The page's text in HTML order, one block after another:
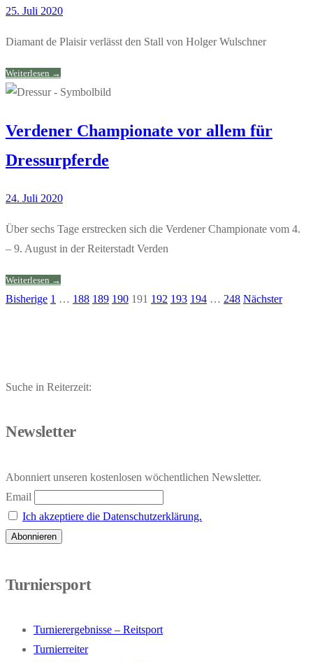
25. Juli 2020
Diamant de Plaisir verlässt den Stall von Holger Wulschner
Weiterlesen →
Verdener Championate vor allem für
Dressurpferde
24. Juli 2020
Über sechs Tage erstrecken sich die Verdener Championate vom 4.
– 9. August in der Reiterstadt Verden
Weiterlesen →
Seitennummerierung
Bisherige 1 … 188 189 190 191 192 193 194 … 248 Nächster
Suche in Reiterzeit:
Newsletter
Abonniert unseren kostenlosen wöchentlichen Newsletter.
Email
Ich akzeptiere die Datenschutzerklärung.
Turniersport
Turnierergebnisse – Reitsport
Turnierreiter